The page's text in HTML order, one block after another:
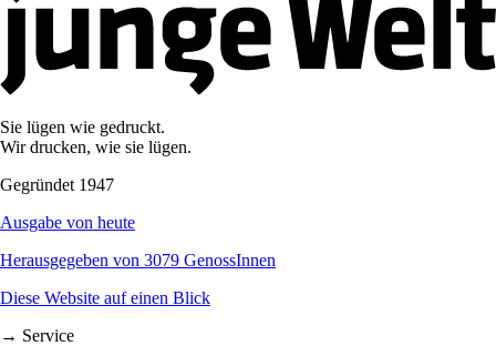
Sie lügen wie gedruckt.
Wir drucken, wie sie lügen.
Gegründet 1947
Ausgabe von heute
Herausgegeben von 3079 GenossInnen
Diese Website auf einen Blick
→ Service